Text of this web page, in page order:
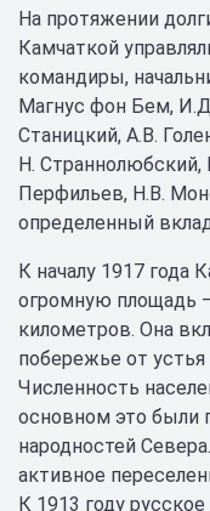
На протяжении
Камчаткой
командиры,
Магнус фон Бем,
Станицкий, А.В.
Н. Страннолюбский,
Перфильев, Н.В.
определенный
К началу 1917 года
огромную площадь
километров. Она
побережье от
Численность
основном это были
народностей
активное
К 1913 году